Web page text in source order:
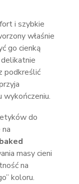
i szybkie
właśnie
go cienką
podkreślić
wykończeniu.
do
baked
masy cieni
na
koloru.